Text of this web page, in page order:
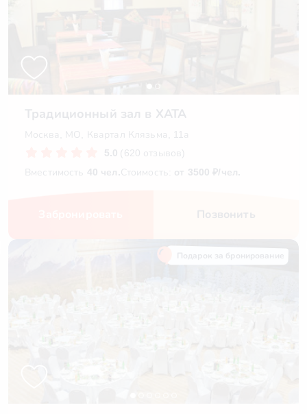
Традиционный зал в ХАТА
Москва, МО, Квартал Клязьма, 11а
5.0 (620 отзывов)
Вместимость 40 чел.Стоимость: от 3500 ₽/чел.
Позвонить